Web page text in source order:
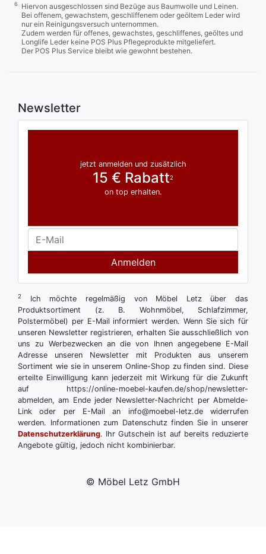
6
Hiervon ausgeschlossen sind Bezüge aus Baumwolle und Leinen.
Bei offenem, gewachstem, geschliffenem oder geöltem Leder wird
nur ein Reinigungsversuch unternommen.
Zudem werden für offenes, gewachstes, geschliffenes, geöltes und
Longlife Leder keine POS Plus Pflegeprodukte mitgeliefert.
Der POS Plus Service bleibt wie gewohnt bestehen.
Newsletter
jetzt anmelden und zusätzlich
15 € Rabatt2
on top erhalten.
Anmelden
2
Ich möchte regelmäßig von Möbel Letz über das
Produktsortiment (z. B. Wohnmöbel, Schlafzimmer,
Polstermöbel) per E-Mail informiert werden. Wenn Sie sich für
unseren Newsletter registrieren, erhalten Sie ausschließlich von
uns zu Werbezwecken an die von Ihnen angegebene E-Mail
Adresse unseren Newsletter mit Produkten aus unserem
Sortiment wie sie in unserem Online-Shop zu finden sind. Diese
erteilte Einwilligung kann jederzeit mit Wirkung für die Zukunft
auf https://online-moebel-kaufen.de/shop/newsletter-
abmelden, am Ende jeder Newsletter-Nachricht per Abmelde-
Link oder per E-Mail an info@moebel-letz.de widerrufen
werden. Informationen zum Datenschutz finden Sie in unserer
Datenschutzerklärung. Ihr Gutschein ist auf bereits reduzierte
Angebote gültig, jedoch nicht kombinierbar.
© Möbel Letz GmbH